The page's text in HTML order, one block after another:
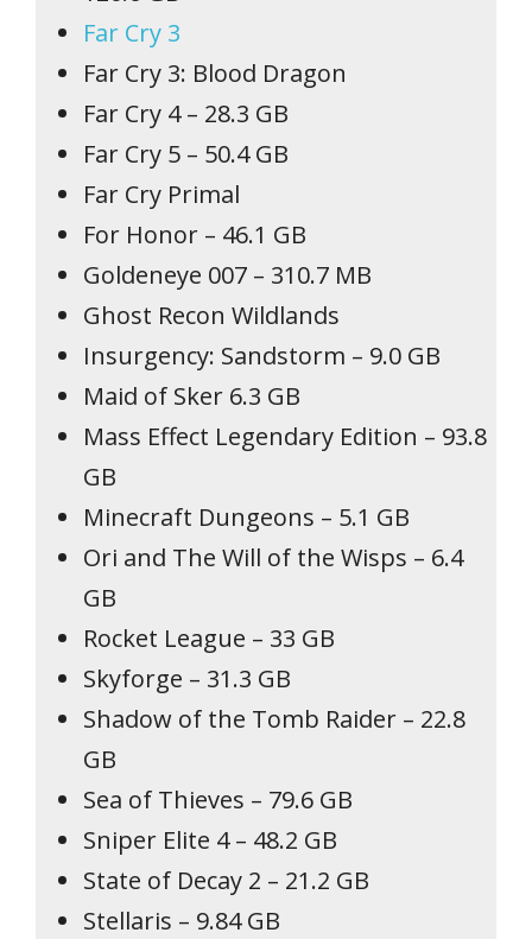
Far Cry 3
Far Cry 3: Blood Dragon
Far Cry 4 – 28.3 GB
Far Cry 5 – 50.4 GB
Far Cry Primal
For Honor – 46.1 GB
Goldeneye 007 – 310.7 MB
Ghost Recon Wildlands
Insurgency: Sandstorm – 9.0 GB
Maid of Sker 6.3 GB
Mass Effect Legendary Edition – 93.8
GB
Minecraft Dungeons – 5.1 GB
Ori and The Will of the Wisps – 6.4
GB
Rocket League – 33 GB
Skyforge – 31.3 GB
Shadow of the Tomb Raider – 22.8
GB
Sea of Thieves – 79.6 GB
Sniper Elite 4 – 48.2 GB
State of Decay 2 – 21.2 GB
Stellaris – 9.84 GB